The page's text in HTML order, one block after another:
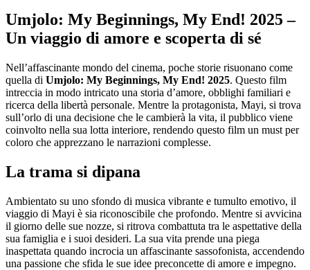
Umjolo: My Beginnings, My End! 2025 –
Un viaggio di amore e scoperta di sé
Nell’affascinante mondo del cinema, poche storie risuonano come
quella di Umjolo: My Beginnings, My End! 2025. Questo film
intreccia in modo intricato una storia d’amore, obblighi familiari e
ricerca della libertà personale. Mentre la protagonista, Mayi, si trova
sull’orlo di una decisione che le cambierà la vita, il pubblico viene
coinvolto nella sua lotta interiore, rendendo questo film un must per
coloro che apprezzano le narrazioni complesse.
La trama si dipana
Ambientato su uno sfondo di musica vibrante e tumulto emotivo, il
viaggio di Mayi è sia riconoscibile che profondo. Mentre si avvicina
il giorno delle sue nozze, si ritrova combattuta tra le aspettative della
sua famiglia e i suoi desideri. La sua vita prende una piega
inaspettata quando incrocia un affascinante sassofonista, accendendo
una passione che sfida le sue idee preconcette di amore e impegno.